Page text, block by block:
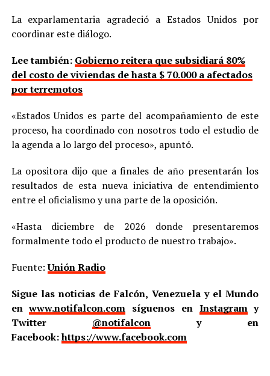
La exparlamentaria agradeció a Estados Unidos por
coordinar este diálogo.
Lee también: Gobierno reitera que subsidiará 80%
del costo de viviendas de hasta $ 70.000 a afectados
por terremotos
«Estados Unidos es parte del acompañamiento de este
proceso, ha coordinado con nosotros todo el estudio de
la agenda a lo largo del proceso», apuntó.
La opositora dijo que a finales de año presentarán los
resultados de esta nueva iniciativa de entendimiento
entre el oficialismo y una parte de la oposición.
«Hasta diciembre de 2026 donde presentaremos
formalmente todo el producto de nuestro trabajo».
Fuente:Unión Radio
Sigue las noticias de Falcón, Venezuela y el Mundo
enwww.notifalcon.com síguenos en Instagramy
Twitter @notifalcony en
Facebook:https://www.facebook.com